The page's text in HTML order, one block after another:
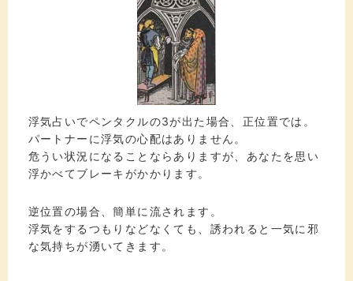
浮気占いでペンタクルの3が出た場合、正位置では。
パートナーに浮気の心配はありません。
危うい状況になることならありますが、あなたを思い
浮かべてブレーキがかかります。
逆位置の場合、簡単に流されます。
浮気をするつもりなどなくても、誘われると一気に邪
な気持ちが湧いてきます。